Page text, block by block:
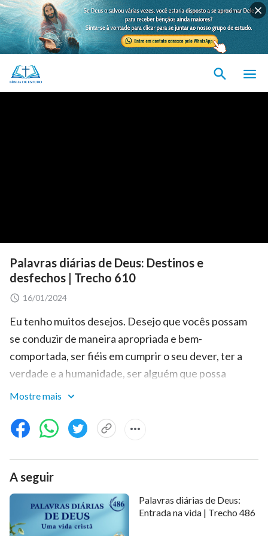
Palavras diárias de Deus: Destinos e
desfechos | Trecho 610
16/01/2024
Eu tenho muitos desejos. Desejo que vocês possam
se conduzir de maneira apropriada e bem-
comportada, ser fiéis em cumprir o seu dever, ter a
verdade e a humanidade, ser alguém que possa
renunciar a tudo e desistir de suas vidas por Deus e
de suas insuficiências, de sua corrupção e de sua
desobediência. Se cada uma das conversas que tive
com vocês não foi bastante para atrair a sua atenção,
então, provavelmente, tudo o que posso fazer é não
dizer mais nada. Mas você entende os resultados
disso. Eu jamais descanso, então, se não falar, farei
algo para as pessoas verem. Eu poderia fazer a língua
Mostre mais
A seguir
Palavras diárias de Deus:
Entrada na vida | Trecho 486